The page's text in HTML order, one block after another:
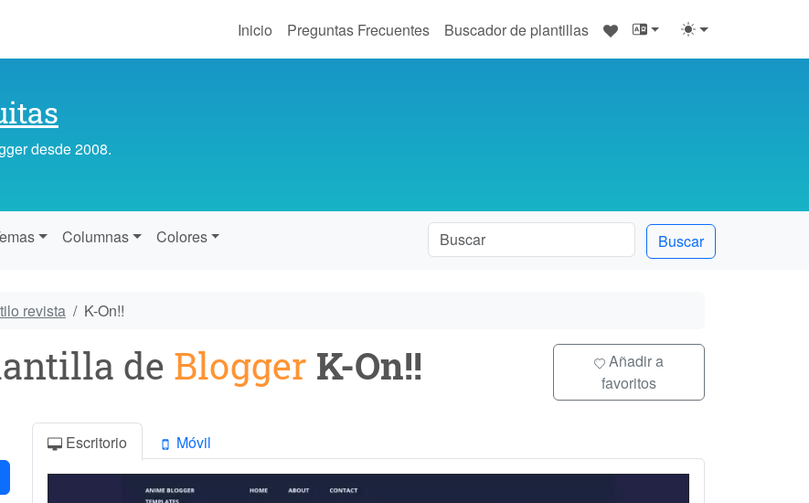
Inicio Preguntas Frecuentes Buscador de plantillas ♥
desde 2008.
Columnas Colores Buscar
revista K-On!!
de Blogger K-On!!
Añadir a
favoritos
Escritorio Móvil